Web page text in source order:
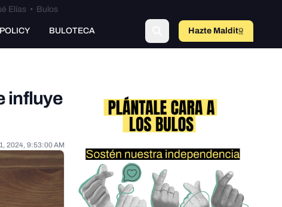
Elías • Bulos
POLICY BULOTECA Hazte Maldita
influye
2024, 9:53:00 AM